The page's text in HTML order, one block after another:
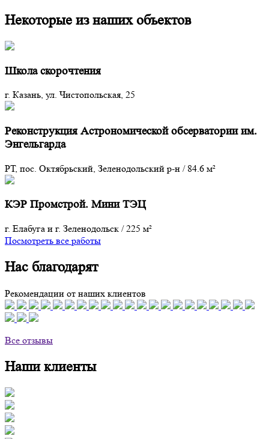
Некоторые из наших объектов
Школа скорочтения
г. Казань, ул. Чистопольская, 25
Реконструкция Астрономической обсерватории им.
Энгельгарда
РТ, пос. Октябрьский, Зеленодольский р-н /84.6 м²
КЭР Промстрой. Мини ТЭЦ
г. Елабуга и г. Зеленодольск /225 м²
Посмотреть все работы
Нас благодарят
Рекомендации от наших клиентов
Все отзывы
Наши клиенты